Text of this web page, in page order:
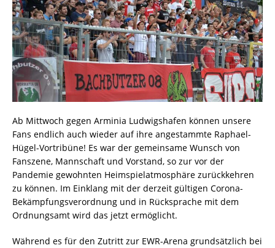
Ab Mittwoch gegen Arminia Ludwigshafen können unsere
Fans endlich auch wieder auf ihre angestammte Raphael-
Hügel-Vortribüne! Es war der gemeinsame Wunsch von
Fanszene, Mannschaft und Vorstand, so zur vor der
Pandemie gewohnten Heimspielatmosphäre zurückkehren
zu können. Im Einklang mit der derzeit gültigen Corona-
Bekämpfungsverordnung und in Rücksprache mit dem
Ordnungsamt wird das jetzt ermöglicht.
Während es für den Zutritt zur EWR-Arena grundsätzlich bei